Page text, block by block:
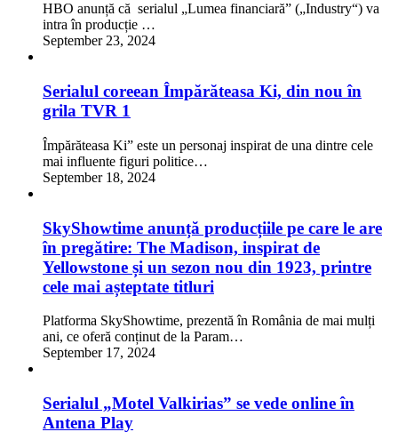
HBO anunță că serialul „Lumea financiară” („Industry“) va
intra în producție …
September 23, 2024
Serialul coreean Împărăteasa Ki, din nou în
grila TVR 1
Împărăteasa Ki” este un personaj inspirat de una dintre cele
mai influente figuri politice…
September 18, 2024
SkyShowtime anunță producțiile pe care le are
în pregătire: The Madison, inspirat de
Yellowstone și un sezon nou din 1923, printre
cele mai așteptate titluri
Platforma SkyShowtime, prezentă în România de mai mulți
ani, ce oferă conținut de la Param…
September 17, 2024
Serialul „Motel Valkirias” se vede online în
Antena Play